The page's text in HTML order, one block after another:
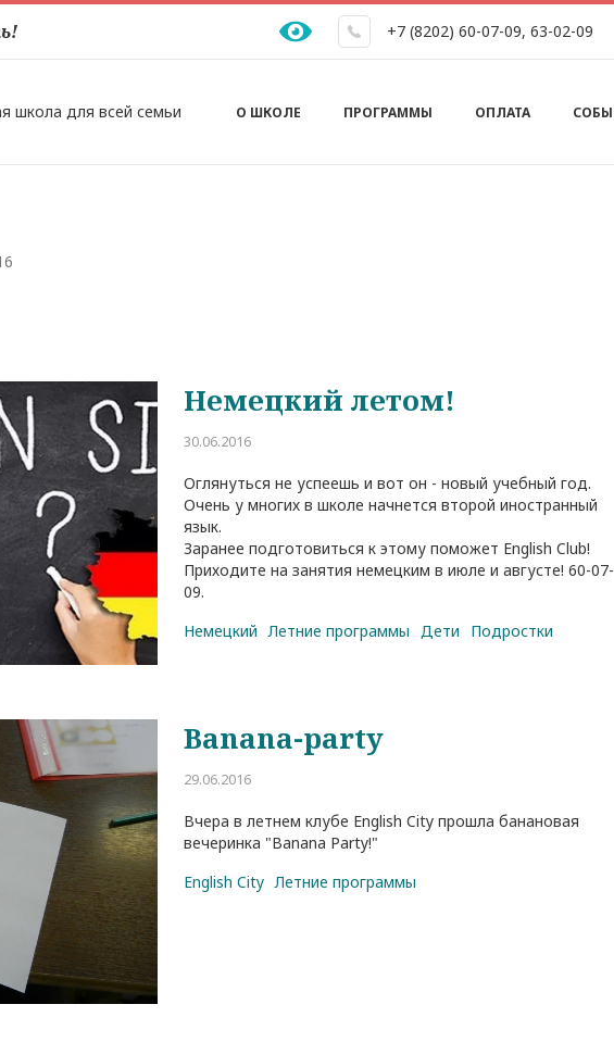
+7 (8202) 60-07-09, 63-02-09
школа для всей семьи Основная навигация
О ШКОЛЕ ПРОГРАММЫ ОПЛАТА
Немецкий летом!
30.06.2016
Оглянуться не успеешь и вот он - новый учебный год.
Очень у многих в школе начнется второй иностранный
язык.
Заранее подготовиться к этому поможет English Club!
Приходите на занятия немецким в июле и августе! 60-07-
09.
Немецкий Летние программы Дети Подростки
Banana-party
29.06.2016
Вчера в летнем клубе English City прошла банановая
вечеринка "Banana Party!"
English City Летние программы
у них / Родительское собрание не как в
школе
29.04.2026